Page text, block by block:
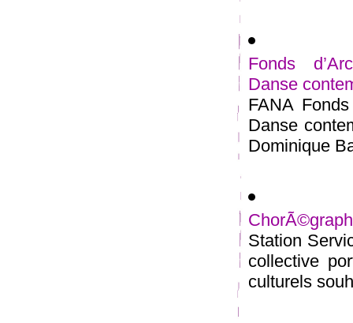
Fonds
Danse
FANA
Danse
Dominique
Station
collective
culturels